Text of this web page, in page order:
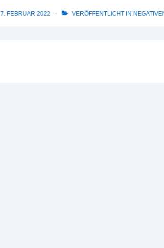
7. FEBRUAR 2022 VERÖFFENTLICHT IN